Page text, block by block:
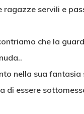
servili e
che la
nella sua
di essere